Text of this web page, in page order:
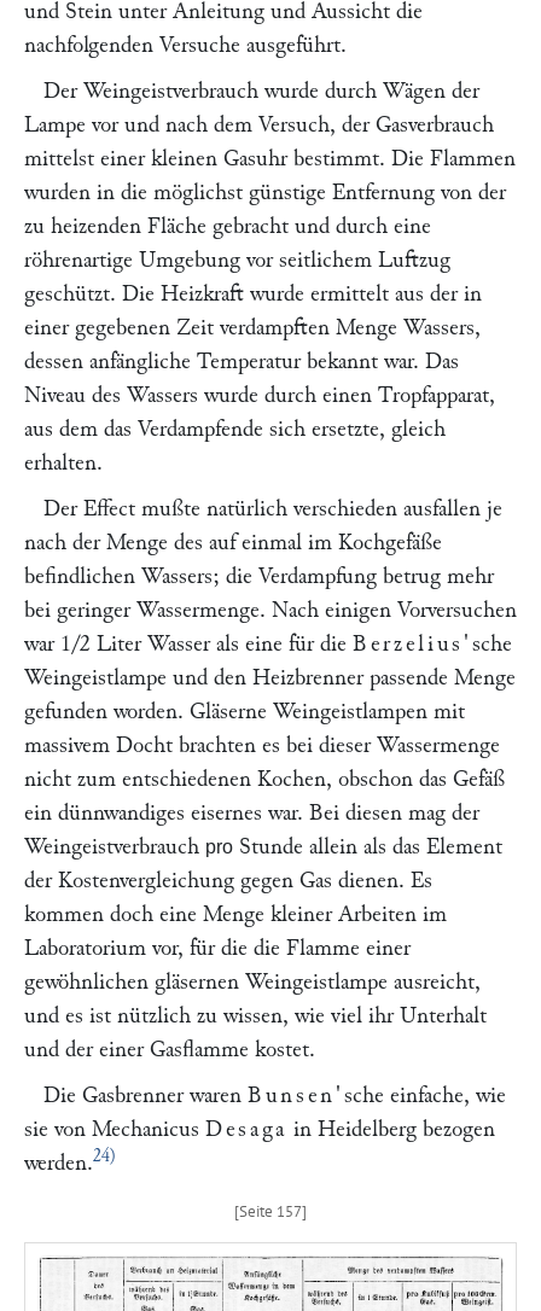
und Stein unter Anleitung und Aussicht die
nachfolgenden Versuche ausgeführt.
Der Weingeistverbrauch wurde durch Wägen der
Lampe vor und nach dem Versuch, der Gasverbrauch
mittelst einer kleinen Gasuhr bestimmt. Die Flammen
wurden in die möglichst günstige Entfernung von der
zu heizenden Fläche gebracht und durch eine
röhrenartige Umgebung vor seitlichem Luftzug
geschützt. Die Heizkraft wurde ermittelt aus der in
einer gegebenen Zeit verdampften Menge Wassers,
dessen anfängliche Temperatur bekannt war. Das
Niveau des Wassers wurde durch einen Tropfapparat,
aus dem das Verdampfende sich ersetzte, gleich
erhalten.
Der Effect mußte natürlich verschieden ausfallen je
nach der Menge des auf einmal im Kochgefäße
befindlichen Wassers; die Verdampfung betrug mehr
bei geringer Wassermenge. Nach einigen Vorversuchen
war 1/2 Liter Wasser als eine für die Berzelius' sche
Weingeistlampe und den Heizbrenner passende Menge
gefunden worden. Gläserne Weingeistlampen mit
massivem Docht brachten es bei dieser Wassermenge
nicht zum entschiedenen Kochen, obschon das Gefäß
ein dünnwandiges eisernes war. Bei diesen mag der
Weingeistverbrauch pro Stunde allein als das Element
der Kostenvergleichung gegen Gas dienen. Es
kommen doch eine Menge kleiner Arbeiten im
Laboratorium vor, für die die Flamme einer
gewöhnlichen gläsernen Weingeistlampe ausreicht,
und es ist nützlich zu wissen, wie viel ihr Unterhalt
und der einer Gasflamme kostet.
Die Gasbrenner waren Bunsen' sche einfache, wie
sie von Mechanicus Desaga in Heidelberg bezogen
werden.24)